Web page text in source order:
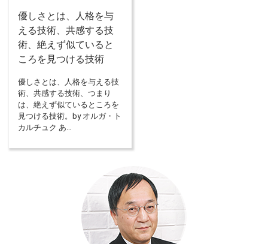
優しさとは、人格を与
える技術、共感する技
術、絶えず似ていると
ころを見つける技術
優しさとは、人格を与える技
術、共感する技術、つまり
は、絶えず似ているところを
見つける技術。by オルガ・ト
カルチュク あ…